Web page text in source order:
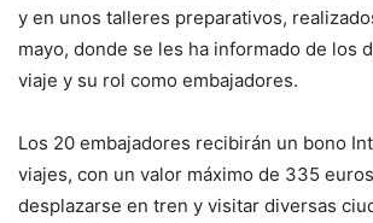
y en unos talleres preparativos,
mayo, donde se les ha informado de los
viaje y su rol como embajadores.
Los 20 embajadores recibirán un bono
viajes, con un valor máximo de 335
desplazarse en tren y visitar diversas